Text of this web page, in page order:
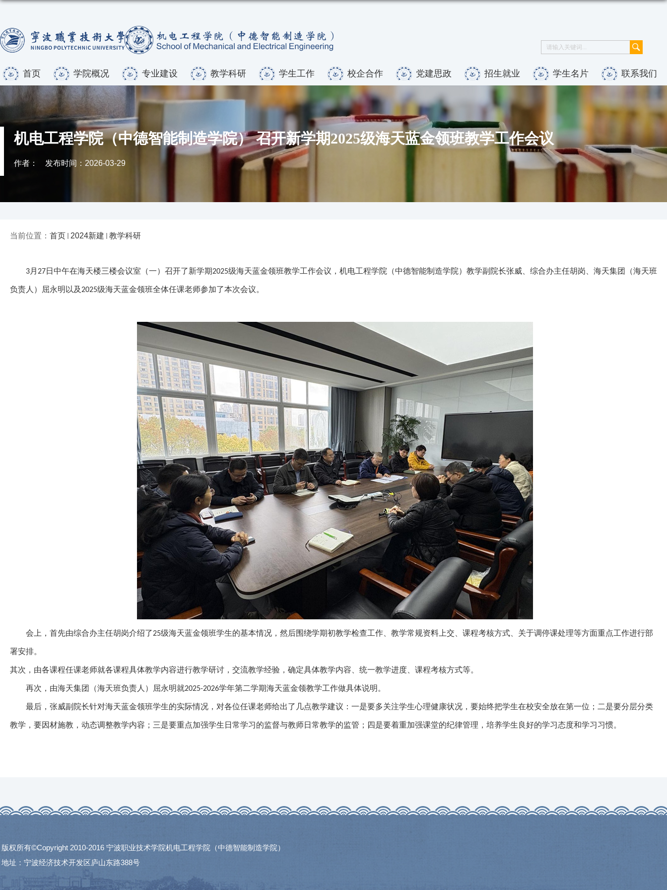
首页 学院概况 专业建设 教学科研 学生工作 校企合作 党建思政 招生就业 学生名片 联系我们
机电工程学院（中德智能制造学院） 召开新学期2025级海天蓝金领班教学工作会议
作者： 发布时间：2026-03-29
当前位置： 首页 2024新建 教学科研
3月 27日中午在海天楼三楼会议室（一）召开了新学期2025级海天蓝金领班教学工作会议，机电工程学院（中德智能制造学院）教学副院长张威、综合办主任胡岗、海天集团（海天班
负责人）屈永明以及2025级海天蓝金领班全体任课老师参加了本次会议。
会上，首先由综合办主任胡岗介绍了25级海天蓝金领班学生的基本情况，然后围绕学期初教学检查工作、教学常规资料上交、课程考核方式、关于调停课处理等方面重点工作进行部
署安排。
其次，由各课程任课老师就各课程具体教学内容进行教学研讨，交流教学经验，确定具体教学内容、统一教学进度、课程考核方式等。
再次，由海天集团（海天班负责人）屈永明就2025-2026学年第二学期海天蓝金领教学工作做具体说明。
最后，张威副院长针对海天蓝金领班学生的实际情况，对各位任课老师给出了几点教学建议：一是要多关注学生心理健康状况，要始终把学生在校安全放在第一位；二是要分层分类
教学，要因材施教，动态调整教学内容；三是要重点加强学生日常学习的监督与教师日常教学的监管；四是要着重加强课堂的纪律管理，培养学生良好的学习态度和学习习惯。
版权所有©Copyright 2010-2016 宁波职业技术学院机电工程学院（中德智能制造学院）
地址：宁波经济技术开发区庐山东路388号